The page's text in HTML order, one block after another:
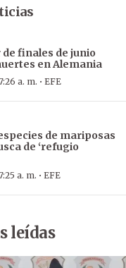
de finales de junio
en Alemania
a. m. · EFE
de mariposas
de ‘refugio
a. m. · EFE
leídas